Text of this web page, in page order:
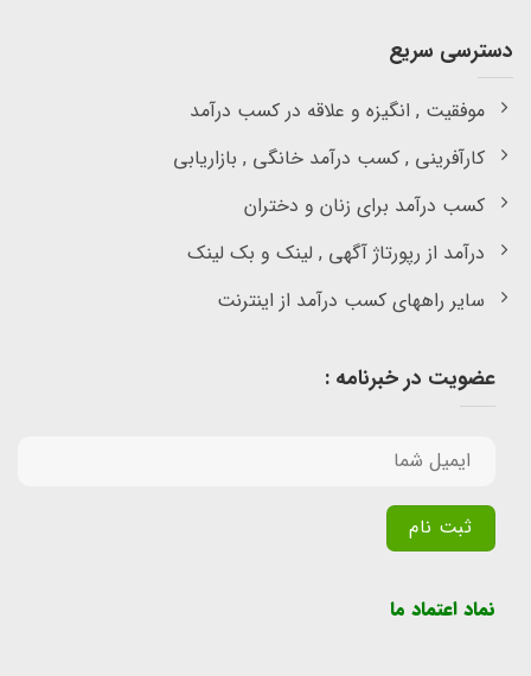
دسترسی سریع
موفقیت , انگیزه و علاقه در کسب درآمد
کارآفرینی , کسب درآمد خانگی , بازاریابی
کسب درآمد برای زنان و دختران
درآمد از رپورتاژ آگهی , لینک و بک لینک
سایر راههای کسب درآمد از اینترنت
عضویت در خبرنامه :
نماد اعتماد ما